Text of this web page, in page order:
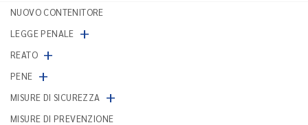
NUOVO CONTENITORE
LEGGE PENALE +
REATO +
PENE +
MISURE DI SICUREZZA +
MISURE DI PREVENZIONE